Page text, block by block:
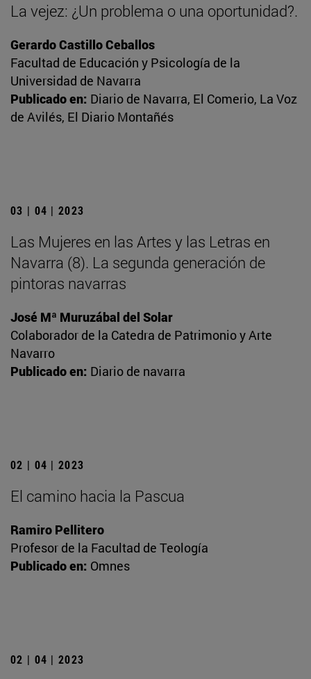
La vejez: ¿Un problema o una oportunidad?.
Gerardo Castillo Ceballos
Facultad de Educación y Psicología de la
Universidad de Navarra
Publicado en: Diario de Navarra, El Comerio, La Voz
de Avilés, El Diario Montañés
03 | 04 | 2023
Las Mujeres en las Artes y las Letras en
Navarra (8). La segunda generación de
pintoras navarras
José Mª Muruzábal del Solar
Colaborador de la Catedra de Patrimonio y Arte
Navarro
Publicado en: Diario de navarra
02 | 04 | 2023
El camino hacia la Pascua
Ramiro Pellitero
Profesor de la Facultad de Teología
Publicado en: Omnes
02 | 04 | 2023